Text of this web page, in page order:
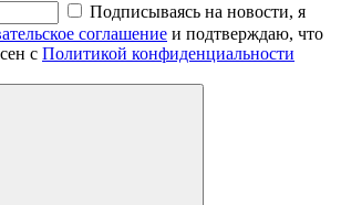
Подписываясь на новости, я
соглашение и подтверждаю, что
с Политикой конфиденциальности